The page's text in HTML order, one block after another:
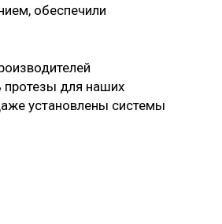
обеспечили
протезы для наших
установлены системы